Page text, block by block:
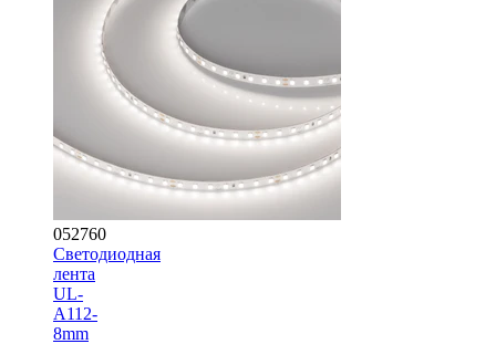
052760
Светодиодная
лента
UL-
A112-
8mm